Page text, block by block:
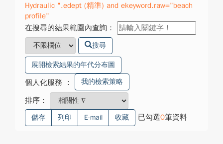
Hydraulic ".edept (精準) and ekeyword.raw="beach
profile"
在搜尋的結果範圍內查詢：
搜尋
展開檢索結果的年代分布圖
個人化服務 ： 我的檢索策略
排序：
儲存 列印 E-mail 收藏 已勾選0筆資料